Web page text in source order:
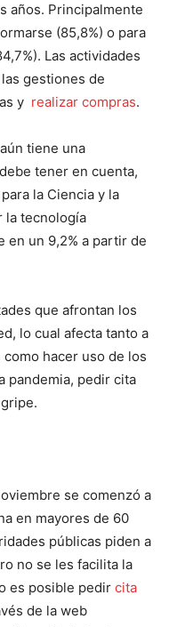
años. Principalmente
(85,8%) o para
Las actividades
gestiones de
y realizar compras.
tiene una
tener en cuenta,
la Ciencia y la
la tecnología
en un 9,2% a partir de
que afrontan los
lo cual afecta tanto a
hacer uso de los
pandemia, pedir cita
se comenzó a
en mayores de 60
públicas piden a
no se les facilita la
es posible pedir cita
de la web